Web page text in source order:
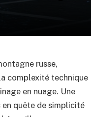
russe,
complexité technique
en nuage. Une
en quête de simplicité